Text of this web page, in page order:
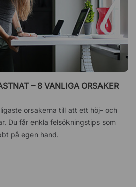
– 8 VANLIGA ORSAKER
orsakerna till att ett höj- och
Du får enkla felsökningstips som
på egen hand.